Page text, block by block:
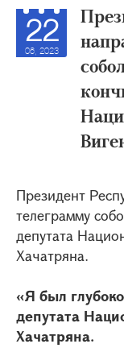
22
06, 2023
Президент
телеграмму
депутата
Хачатряна.
«Я был
депутата
Хачатряна.